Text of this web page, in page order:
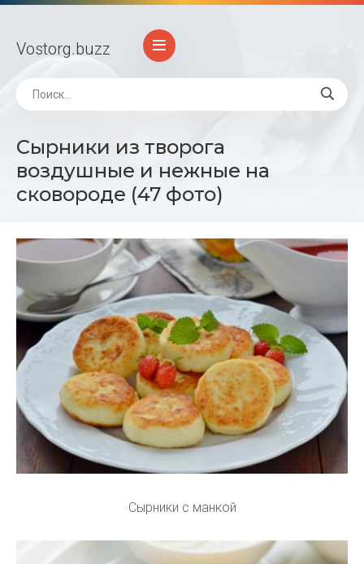
Vostorg.buzz
Сырники из творога
воздушные и нежные на
сковороде (47 фото)
Сырники с манкой